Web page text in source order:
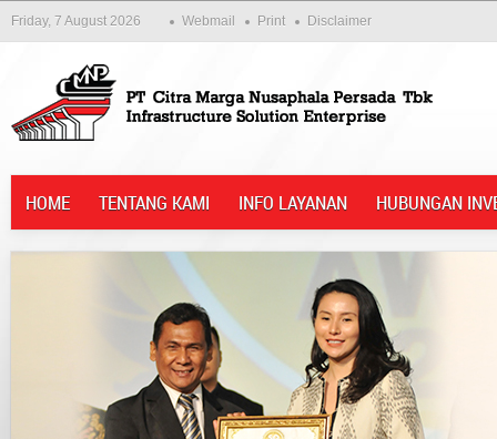
Friday, 7 August 2026 Webmail Print Disclaimer
HOME TENTANG KAMI INFO LAYANAN HUBUNGAN